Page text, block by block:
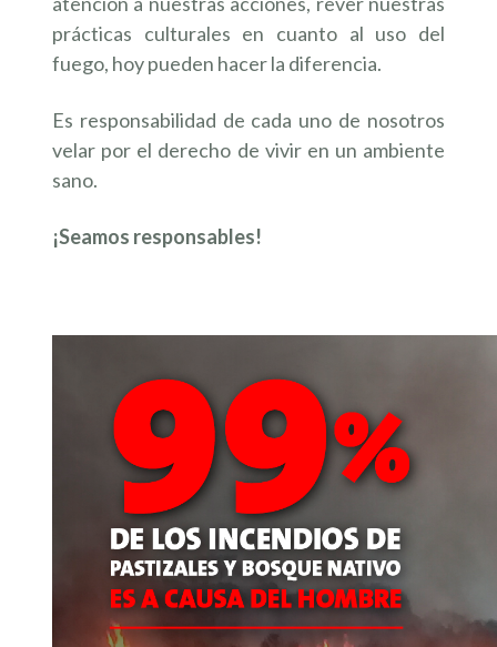
prácticas culturales en cuanto al uso del
fuego, hoy pueden hacer la diferencia.
Es responsabilidad de cada uno de nosotros
velar por el derecho de vivir en un ambiente
sano.
¡Seamos responsables!